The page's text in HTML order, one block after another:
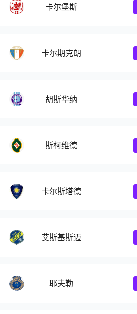
卡尔堡斯
卡尔期克朗
胡斯华纳
斯柯维德
卡尔斯塔德
艾斯基斯迈
耶夫勒